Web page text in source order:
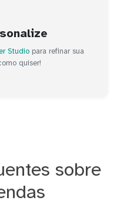
Studio para refinar sua
quiser!
sobre